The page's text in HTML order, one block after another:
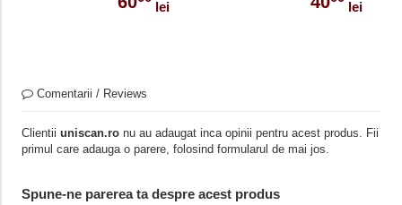
CARTE + MULTI-ROM
lei lei
Comentarii / Reviews
Clientii uniscan.ronu au adaugat inca opinii pentru acest produs. Fii
primul care adauga o parere, folosind formularul de mai jos.
Spune-ne parerea ta despre acest produs